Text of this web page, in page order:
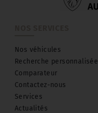
Nos véhicules
Recherche personnalisée
Comparateur
Contactez-nous
Services
Actualités